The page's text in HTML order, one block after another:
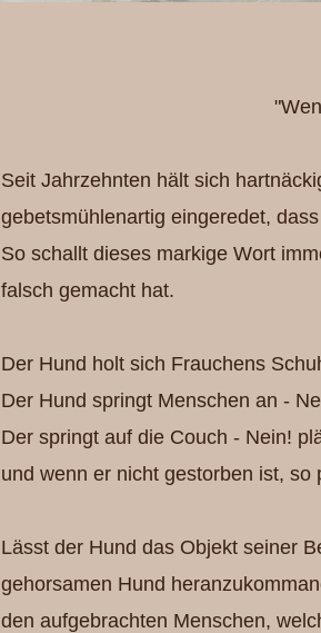
Seit Jahrzehnten hält sich
gebetsmühlenartig eingeredet,
So schallt dieses markige Wort
falsch gemacht hat.
Der Hund holt sich Frauchens
Der Hund springt Menschen an -
Der springt auf die Couch - Nein!
und wenn er nicht gestorben ist, so
Lässt der Hund das Objekt seiner
gehorsamen Hund
den aufgebrachten Menschen,